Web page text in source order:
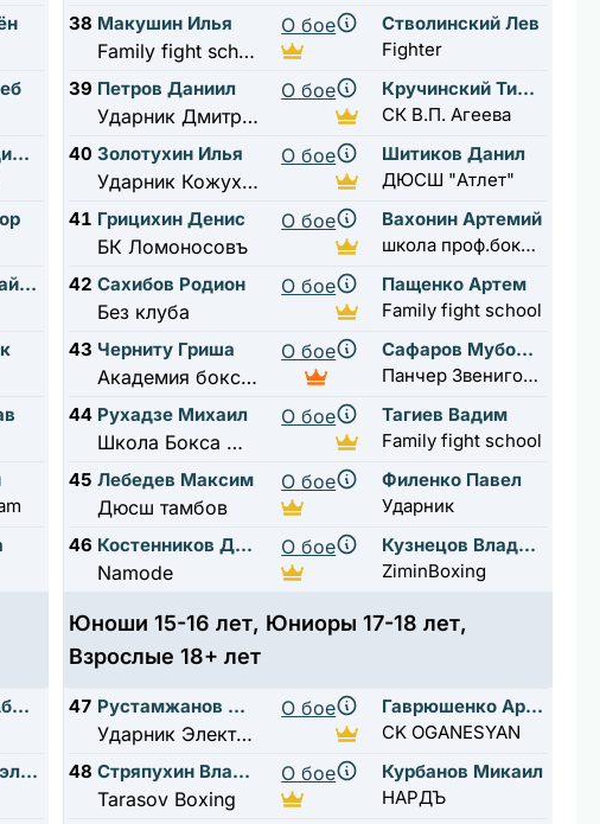
Вакуляк Владислав
Айдамиров Сайдулла
Турдикулов Абдурахмон
курбаналиев эльнур
38 Макушин Илья
Family fight school
О бое
Стволинский Лев
Fighter
39 Петров Даниил
Ударник Дмитровская
О бое
Кручинский Тимофей
СК В.П. Агеева
40 Золотухин Илья
Ударник Кожуховская
О бое
Шитиков Данил
ДЮСШ "Атлет"
41 Грицихин Денис
БК Ломоносовъ
О бое
Вахонин Артемий
школа проф.бокса Виктора Петровича Агеева
42 Сахибов Родион
Без клуба
О бое
Пащенко Артем
Family fight school
43 Черниту Гриша
Академия бокса мытищи 1
О бое
Сафаров Мубориз
Панчер Звенигород
44 Рухадзе Михаил
Школа Бокса Жуковский
О бое
Тагиев Вадим
Family fight school
45 Лебедев Максим
Дюсш тамбов
О бое
Филенко Павел
Ударник
46
Костенников Демьян
Namode
О бое
Кузнецов Владимир
ZiminBoxing
Юноши 15-16 лет, Юниоры 17-18 лет,
Взрослые 18+ лет
47 Рустамжанов Жавохир
Ударник Электрозаводская
О бое
Гаврюшенко Артем
CK OGANESYAN
48
Стряпухин Владислав
Tarasov Boxing
О бое
Курбанов Микаил
НАРДЪ